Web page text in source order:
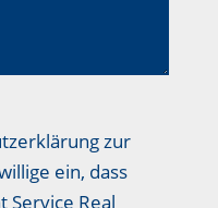
zur
ein, dass
Service Real